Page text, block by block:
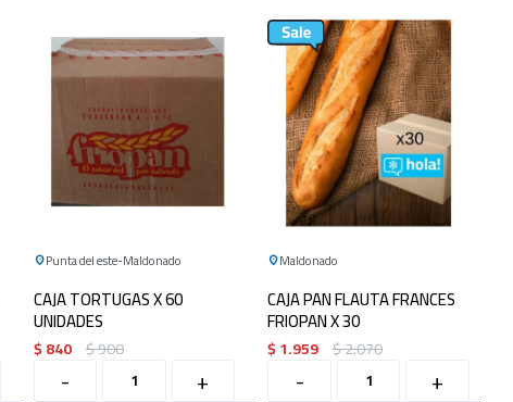
Punta del este Maldonado
CAJA TORTUGAS X 60
UNIDADES
$840 $900
- +
Maldonado
CAJA PAN FLAUTA FRANCES
FRIOPAN X 30
$1.959 $2.070
- +